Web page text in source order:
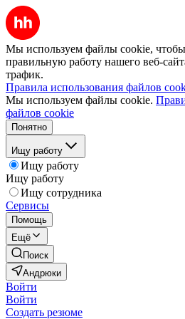
Мы используем файлы cookie, чтобы
правильную работу нашего веб-
трафик.
Правила использования файлов
Мы используем файлы cookie.
файлов cookie
Понятно
Ищу работу
Ищу работу
Ищу работу
Ищу сотрудника
Сервисы
Помощь
Ещё
Поиск
Андрюки
Войти
Войти
Создать резюме